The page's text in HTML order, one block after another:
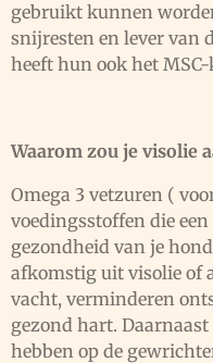
gebruikt kunnen
snijresten en lever van
heeft hun ook het
Waarom zou je visolie
Omega 3 vetzuren (
voedingsstoffen die
gezondheid van je
afkomstig uit visolie of
vacht, verminderen
gezond hart.
hebben op de